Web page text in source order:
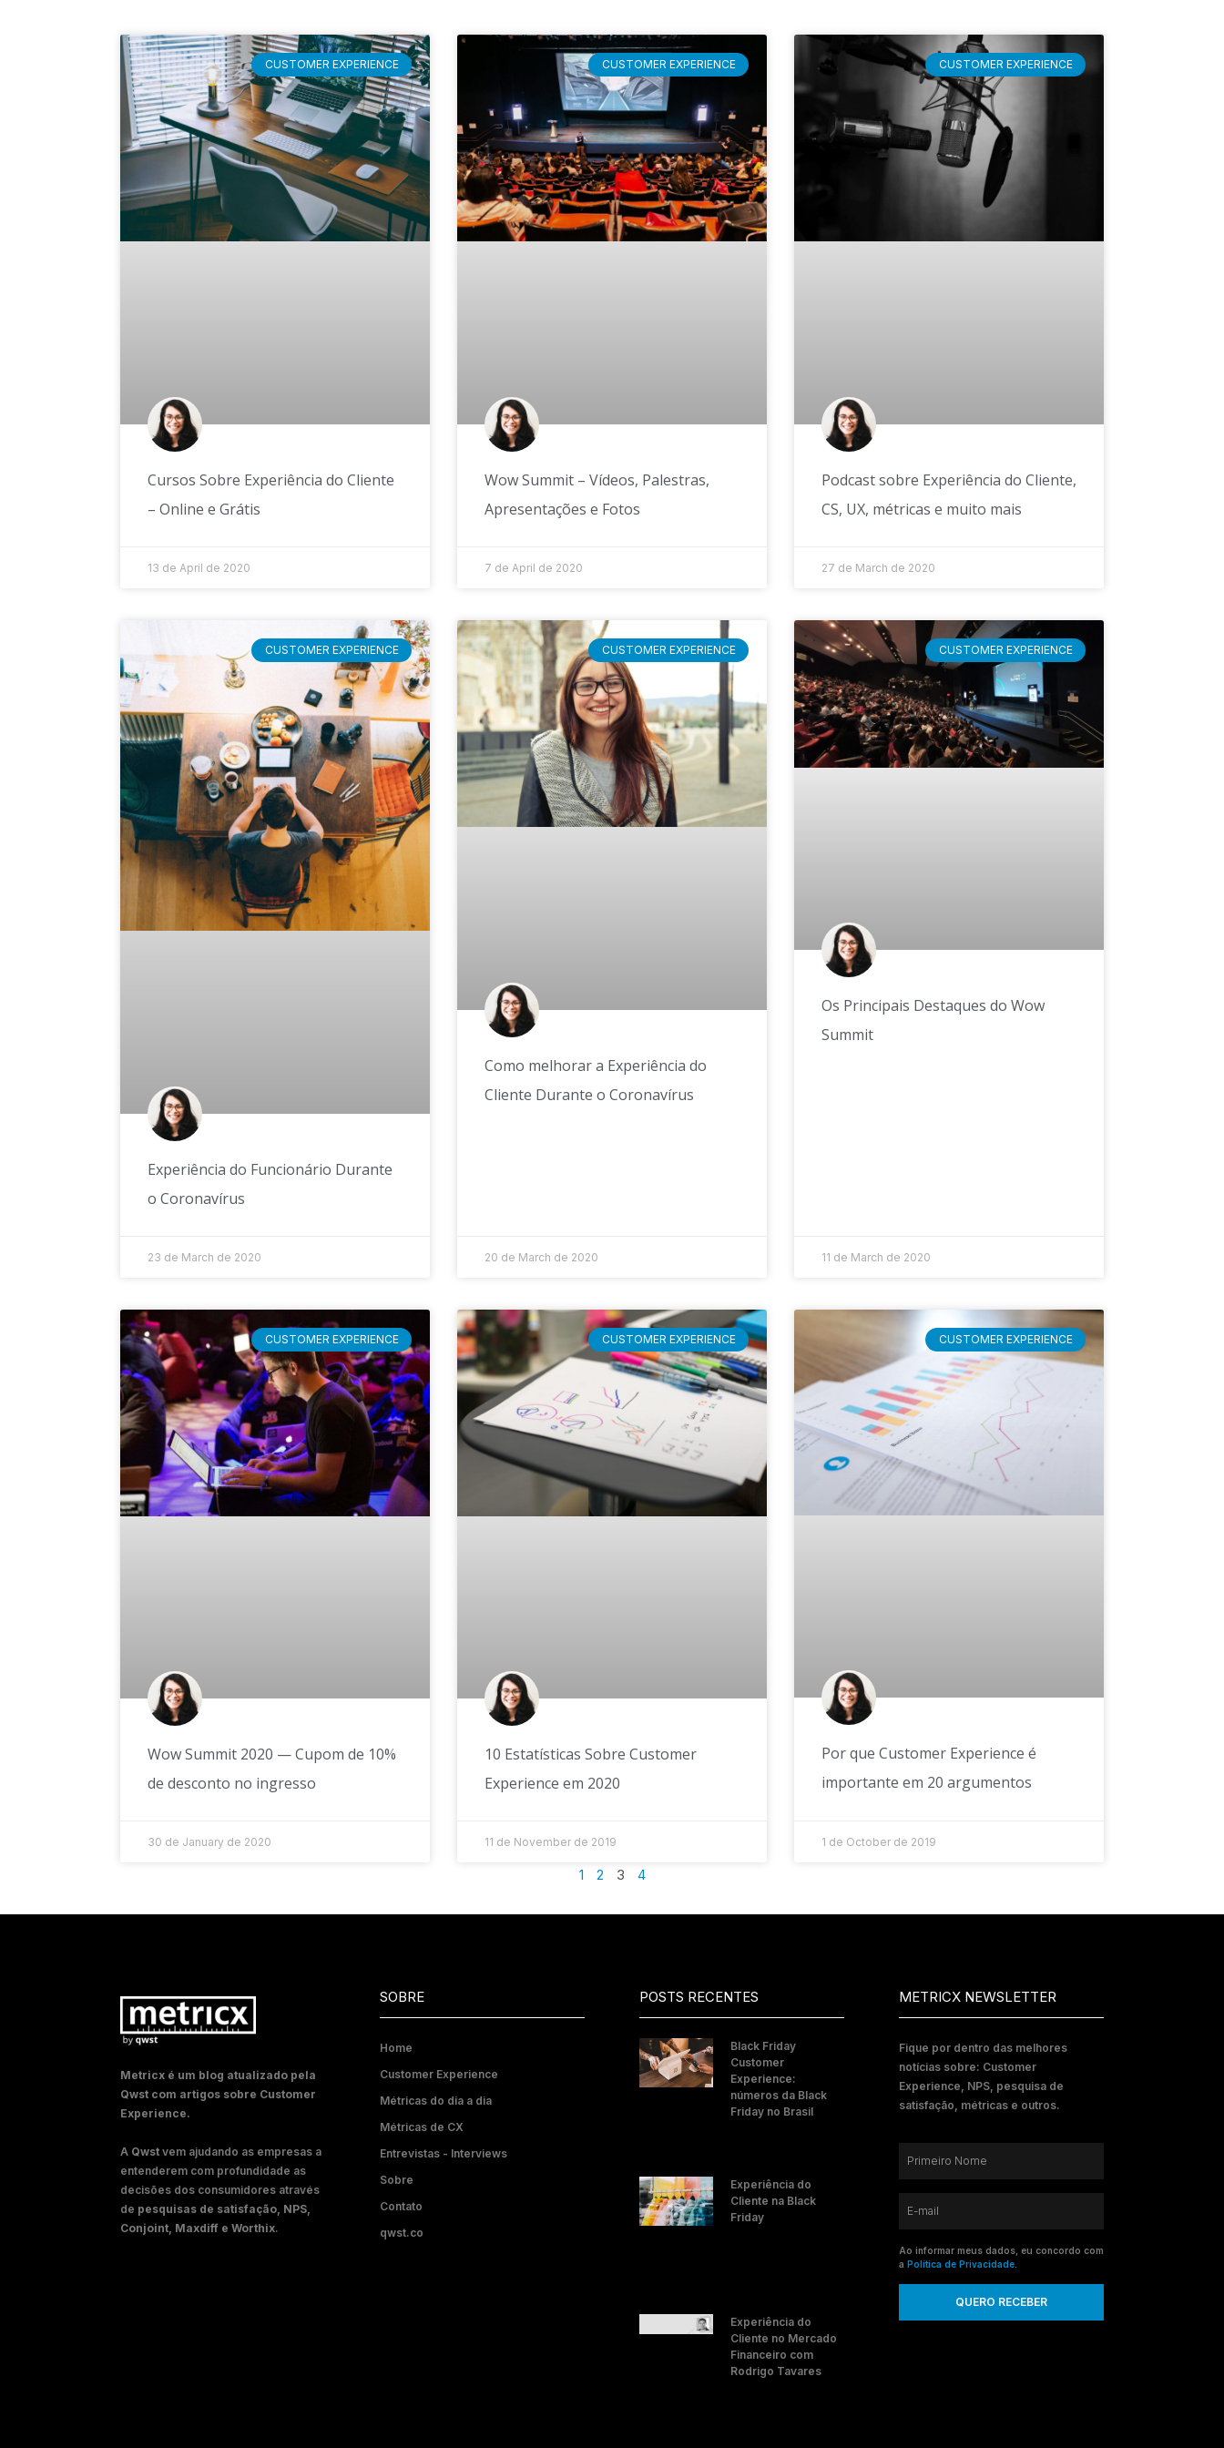
CUSTOMER EXPERIENCE
Cursos Sobre Experiência do Cliente
– Online e Grátis
13 de April de 2020
CUSTOMER EXPERIENCE
Wow Summit – Vídeos, Palestras,
Apresentações e Fotos
7 de April de 2020
CUSTOMER EXPERIENCE
Podcast sobre Experiência do Cliente,
CS, UX, métricas e muito mais
27 de March de 2020
CUSTOMER EXPERIENCE
Experiência do Funcionário Durante
o Coronavírus
23 de March de 2020
CUSTOMER EXPERIENCE
Como melhorar a Experiência do
Cliente Durante o Coronavírus
20 de March de 2020
CUSTOMER EXPERIENCE
Os Principais Destaques do Wow
Summit
11 de March de 2020
CUSTOMER EXPERIENCE
Wow Summit 2020 — Cupom de 10%
de desconto no ingresso
30 de January de 2020
CUSTOMER EXPERIENCE
10 Estatísticas Sobre Customer
Experience em 2020
11 de November de 2019
CUSTOMER EXPERIENCE
Por que Customer Experience é
importante em 20 argumentos
1 de October de 2019
1 2 3 4
Metricx é um blog atualizado pela
Qwst com artigos sobre Customer
Experience.
A Qwst vem ajudando as empresas a
entenderem com profundidade as
decisões dos consumidores através
de pesquisas de satisfação, NPS,
Conjoint, Maxdiff e Worthix.
SOBRE
Home
Customer Experience
Métricas do dia a dia
Métricas de CX
Entrevistas - Interviews
Sobre
Contato
qwst.co
POSTS RECENTES
Black Friday
Customer
Experience:
números da Black
Friday no Brasil
Experiência do
Cliente na Black
Friday
Experiência do
Cliente no Mercado
Financeiro com
Rodrigo Tavares
METRICX NEWSLETTER
Fique por dentro das melhores
notícias sobre: Customer
Experience, NPS, pesquisa de
satisfação, métricas e outros.
Ao informar meus dados, eu concordo com
a Política de Privacidade.
QUERO RECEBER